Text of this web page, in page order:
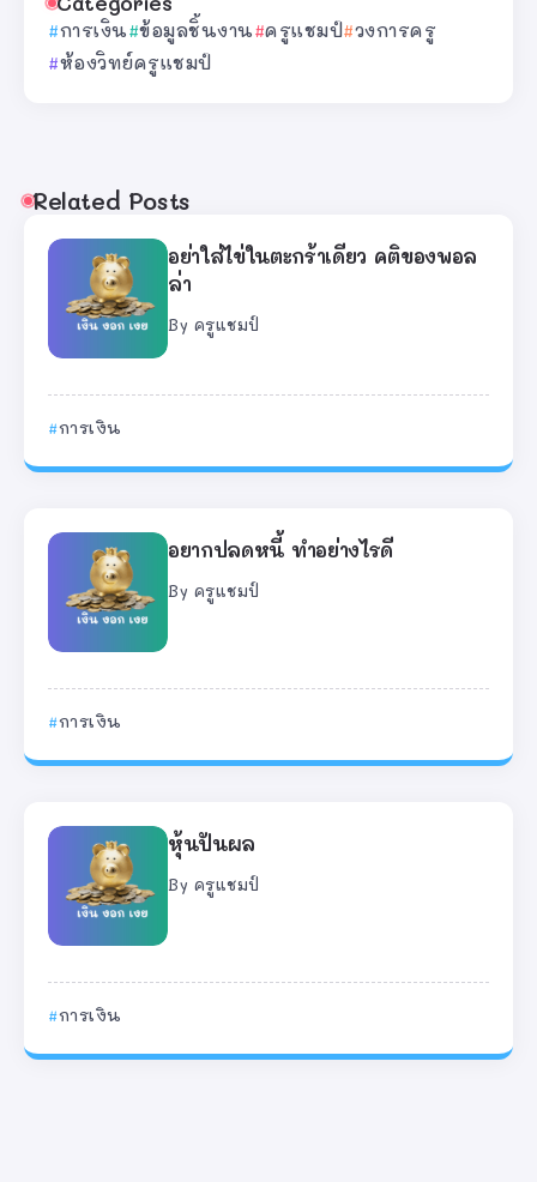
การเงิน ข้อมูลชิ้นงาน ครูแชมป์ วงการครู
ห้องวิทย์ครูแชมป์
Related Posts
อย่าใส่ไข่ในตะกร้าเดียว คติของพอล
ล่า
By ครูแชมป์
การเงิน
อยากปลดหนี้ ทำอย่างไรดี
By ครูแชมป์
การเงิน
หุ้นปันผล
By ครูแชมป์
การเงิน